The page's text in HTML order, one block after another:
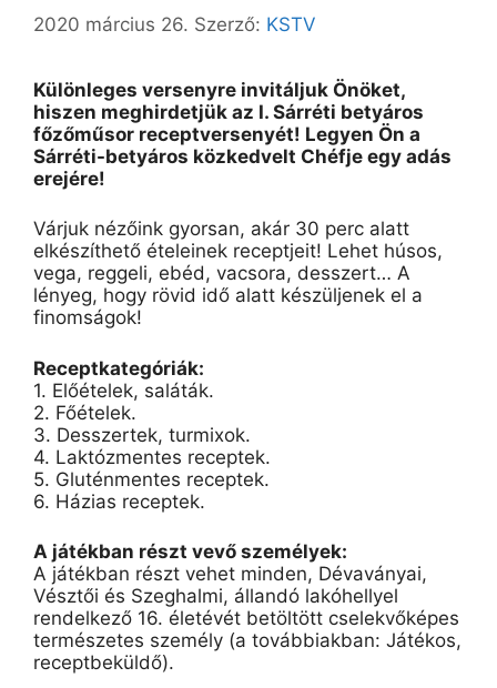
2020 március 26. Szerző: KSTV
Különleges versenyre invitáljuk Önöket,
hiszen meghirdetjük az I. Sárréti betyáros
főzőműsor receptversenyét! Legyen Ön a
Sárréti-betyáros közkedvelt Chéfje egy adás
erejére!
Várjuk nézőink gyorsan, akár 30 perc alatt
elkészíthető ételeinek receptjeit! Lehet húsos,
vega, reggeli, ebéd, vacsora, desszert… A
lényeg, hogy rövid idő alatt készüljenek el a
finomságok!
Receptkategóriák:
1. Előételek, saláták.
2. Főételek.
3. Desszertek, turmixok.
4. Laktózmentes receptek.
5. Gluténmentes receptek.
6. Házias receptek.
A játékban részt vevő személyek:
A játékban részt vehet minden, Dévaványai,
Vésztői és Szeghalmi, állandó lakóhellyel
rendelkező 16. életévét betöltött cselekvőképes
természetes személy (a továbbiakban: Játékos,
receptbeküldő).